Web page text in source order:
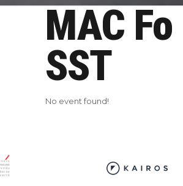
MAC Fo
SST
No event found!